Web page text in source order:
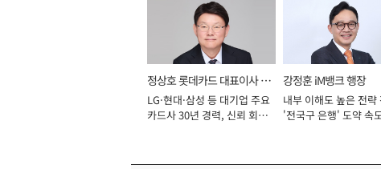
정상호 롯데카드 대표이사 사
장
LG·현대·삼성 등 대기업 주요
카드사 30년 경력, 신뢰 회복
강정훈 iM뱅크 행장
내부 이해도 높은 전략
'전국구 은행' 도약 속